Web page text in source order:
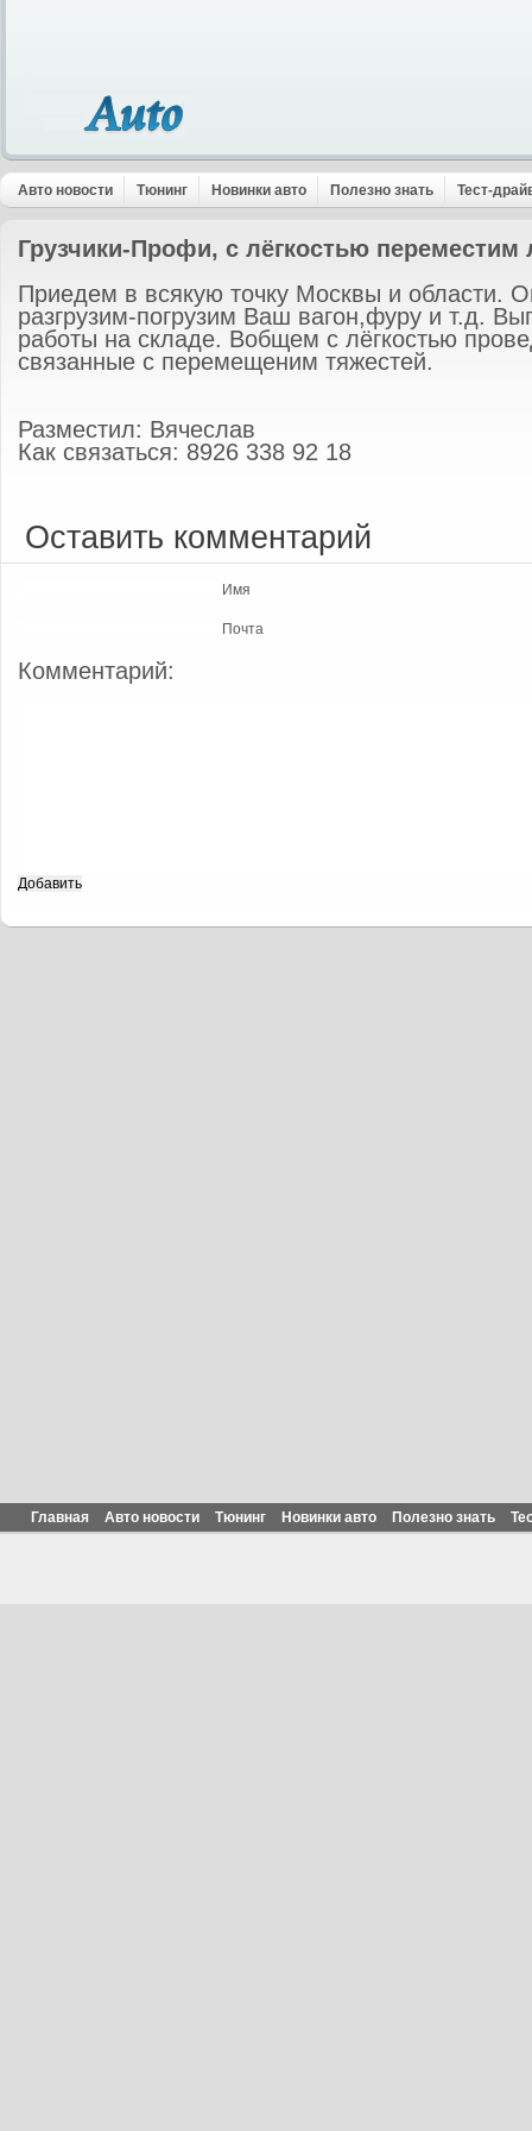
Авто новости Тюнинг Новинки авто Полезно знать Тест-
Грузчики-Профи, с лёгкостью переместим
Приедем в всякую точку Москвы и области.
разгрузим-погрузим Ваш вагон,фуру и т.д.
работы на складе. Вобщем с лёгкостью
связанные с перемещеним тяжестей.
Разместил: Вячеслав
Как связаться: 8926 338 92 18
Оставить комментарий
Имя
Почта
Комментарий:
Главная Авто новости Тюнинг Новинки авто Полезно знать